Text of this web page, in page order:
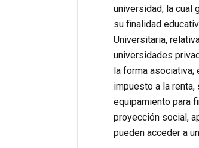
universidad, la cual
su finalidad
Universitaria,
universidades
la forma asociativa;
impuesto a la
equipamiento para
proyección social,
pueden acceder a